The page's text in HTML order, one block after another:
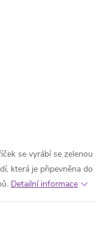
se vyrábí se zelenou
která je připevněna do
Detailní informace